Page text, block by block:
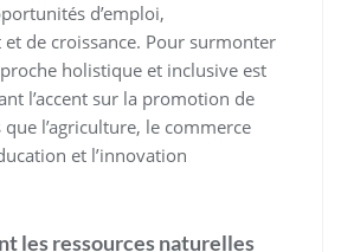
d’emploi,
et de croissance. Pour surmonter
holistique et inclusive est
l’accent sur la promotion de
que l’agriculture, le commerce
et l’innovation
les ressources naturelles